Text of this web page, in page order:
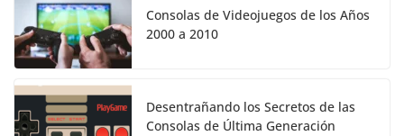
Consolas de Videojuegos de los Años
2000 a 2010
Desentrañando los Secretos de las
Consolas de Última Generación